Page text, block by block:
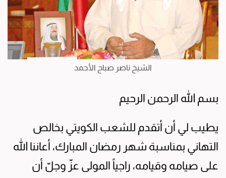
الشيخ ناصر صباح الأحمد
بسم الله الرحمن الرحيم
يطيب لي أن أتقدم للشعب الكويتي بخالص
التهاني بمناسبة شهر رمضان المبارك، أعاننا الله
على صيامه وقيامه، راجياً المولى عزّ وجلّ أن